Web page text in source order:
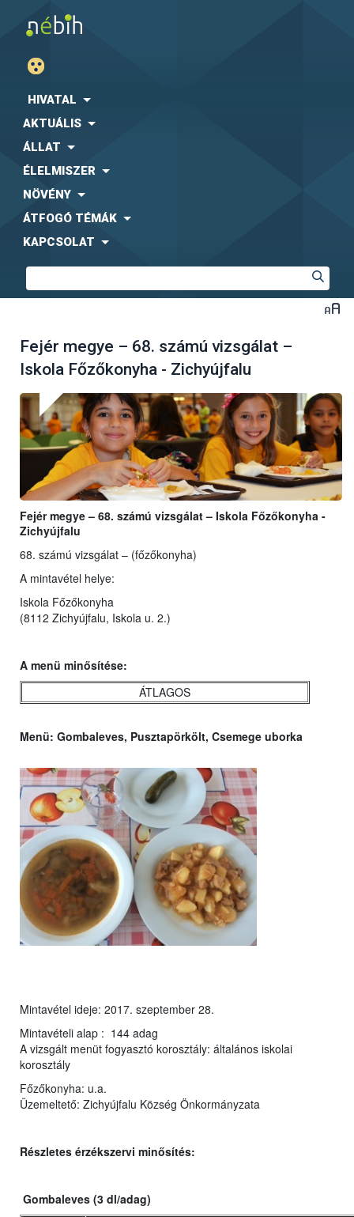
HIVATAL
AKTUÁLIS
ÁLLAT
ÉLELMISZER
NÖVÉNY
ÁTFOGÓ TÉMÁK
KAPCSOLAT
Fejér megye – 68. számú vizsgálat –
Iskola Főzőkonyha - Zichyújfalu
Fejér megye – 68. számú vizsgálat – Iskola Főzőkonyha -
Zichyújfalu
68. számú vizsgálat – (főzőkonyha)
A mintavétel helye:
Iskola Főzőkonyha
(8112 Zichyújfalu, Iskola u. 2.)
A menü minősítése:
ÁTLAGOS
Menü: Gombaleves, Pusztapörkölt, Csemege uborka
Mintavétel ideje: 2017. szeptember 28.
Mintavételi alap : 144 adag
A vizsgált menüt fogyasztó korosztály: általános iskolai
korosztály
Főzőkonyha: u.a.
Üzemeltető: Zichyújfalu Község Önkormányzata
Részletes érzékszervi minősítés:
Gombaleves (3 dl/adag)